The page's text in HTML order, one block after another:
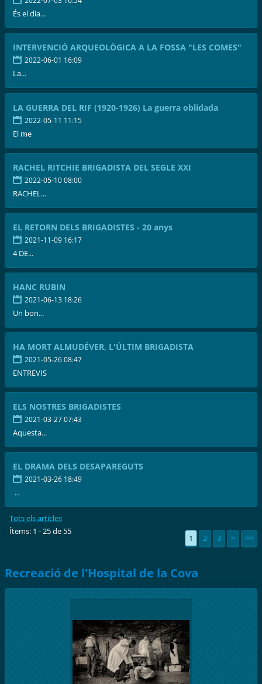
És el dia...
INTERVENCIÓ ARQUEOLÒGICA A LA FOSSA "LES COMES"
2022-06-01 16:09
La...
LA GUERRA DEL RIF (1920-1926) La guerra oblidada
2022-05-11 11:15
El me
RACHEL RITCHIE BRIGADISTA DEL SEGLE XXI
2022-05-10 08:00
RACHEL...
EL RETORN DELS BRIGADISTES - 20 anys
2021-11-09 16:17
4 DE...
HANC RUBIN
2021-06-13 18:26
Un bon...
HA MORT ALMUDÉVER, L'ÚLTIM BRIGADISTA
2021-05-26 08:47
ENTREVIS
ELS NOSTRES BRIGADISTES
2021-03-27 07:43
Aquesta...
EL DRAMA DELS DESAPAREGUTS
2021-03-26 18:49
...
Tots els articles
Ítems: 1 - 25 de 55
1 2 3 > >>
Recreació de l'Hospital de la Cova